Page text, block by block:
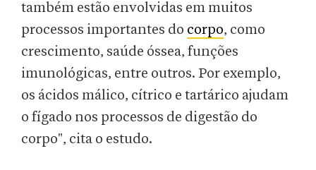
também estão envolvidas em muitos
processos importantes do corpo, como
crescimento, saúde óssea, funções
imunológicas, entre outros. Por exemplo,
os ácidos málico, cítrico e tartárico ajudam
o fígado nos processos de digestão do
corpo", cita o estudo.